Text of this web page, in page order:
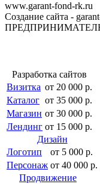
www.garant-fond-rk.ru
Создание сайта -
Разработка сайтов
Визитка от 20 000 р.
Каталог от 35 000 р.
Магазин от 30 000 р.
Лендинг от 15 000 р.
Дизайн
Логотип
от 5 000 р.
Персонаж от 40 000 р.
Продвижение